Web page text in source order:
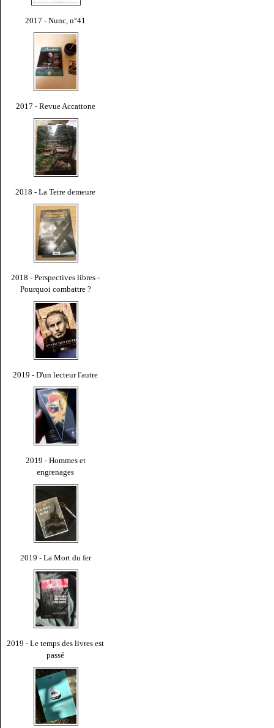
2017 - Nunc, n°41
2017 - Revue Accattone
2018 - La Terre demeure
2018 - Perspectives libres -
Pourquoi combattre ?
2019 - D'un lecteur l'autre
2019 - Hommes et
engrenages
2019 - La Mort du fer
2019 - Le temps des livres est
passé